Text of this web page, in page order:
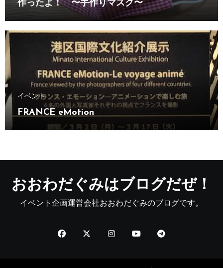
作ったよ！ 〜手作りマスク〜
イベント
FRANCE eMotion
おおわだぐみはブログだぜ！
イベント企画運営会社おおわだぐみのブログです。